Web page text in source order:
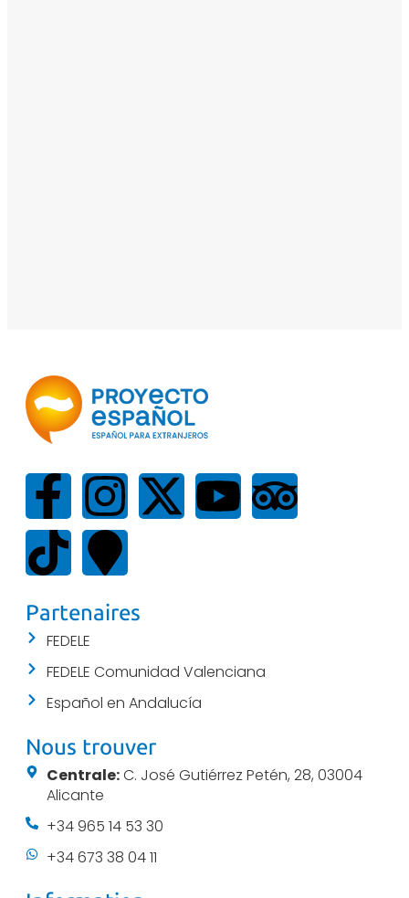
Partenaires
FEDELE
FEDELE Comunidad Valenciana
Español en Andalucía
Nous trouver
Centrale:C. José Gutiérrez Petén, 28, 03004
Alicante
+34 965 14 53 30
+34 673 38 04 11